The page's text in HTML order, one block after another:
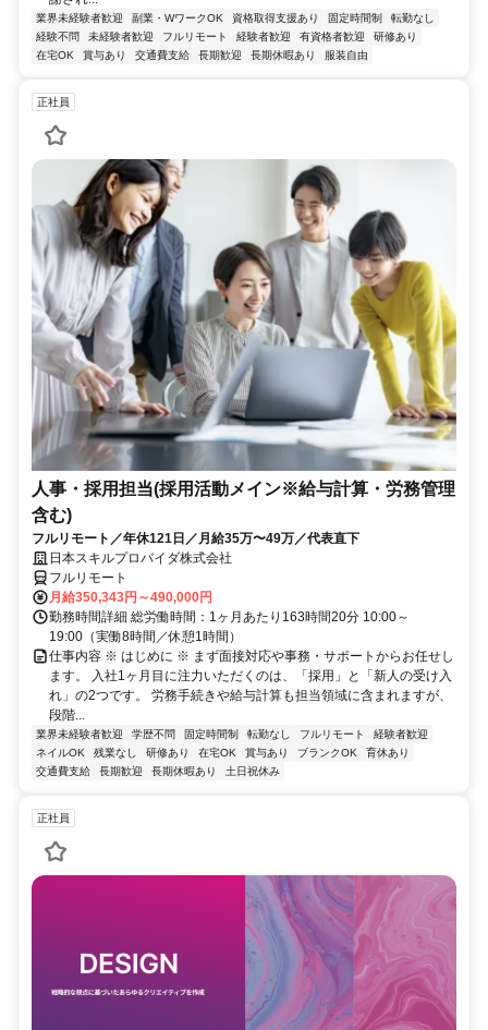
業界未経験者歓迎 副業・WワークOK 資格取得支援あり 固定時間制
転勤なし
経験不問
未経験者歓迎 フルリモート 経験者歓迎 有資格者歓迎
研修あり
在宅OK
賞与あり 交通費支給 長期歓迎 長期休暇あり 服装自由
正社員
人事・採用担当(採用活動メイン※給与計算・労務管理
含む)
フルリモート／年休121日／月給35万〜49万／代表直下
日本スキルプロバイダ株式会社
フルリモート
月給350,343円～490,000円
勤務時間詳細 総労働時間：1ヶ月あたり163時間20分 10:00～
19:00（実働8時間／休憩1時間）
仕事内容 ※ はじめに ※ まず面接対応や事務・サポートからお任せし
ます。 入社1ヶ月目に注力いただくのは、「採用」と「新人の受け入
れ」の2つです。 労務手続きや給与計算も担当領域に含まれますが、
段階...
業界未経験者歓迎 学歴不問 固定時間制 転勤なし フルリモート
経験者歓迎
ネイルOK
残業なし 研修あり 在宅OK 賞与あり ブランクOK
育休あり
交通費支給
長期歓迎 長期休暇あり 土日祝休み
正社員